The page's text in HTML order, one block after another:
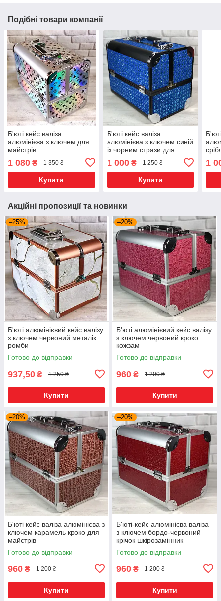
Подібні товари компанії
Б'юті кейс валіза
алюмінієва з ключем для
майстрів
1 080 ₴ 1 350 ₴
Купити
Б'юті кейс валіза
алюмінієва з ключем синій
із чорним стрази для
1 000₴ 1 250 ₴
Купити
1
Акційні пропозиції та новинки
–25%
Б'юті алюмінієвий кейс валізу
з ключем червоний металік
ромби
Готово до відправки
937,50 ₴ 1 250 ₴
Купити
–20%
Б'юті алюмінієвий кейс валізу
з ключем червоний кроко
кожзам
Готово до відправки
960 ₴ 1 200 ₴
Купити
–20%
Б'юті кейс валіза алюмінієва з
ключем карамель кроко для
майстрів
Готово до відправки
960 ₴ 1 200 ₴
Купити
–20%
Б'юті-кейс алюмінієва валіза
з ключем бордо-червоний
крічок шкірозамінник
Готово до відправки
960 ₴ 1 200 ₴
Купити